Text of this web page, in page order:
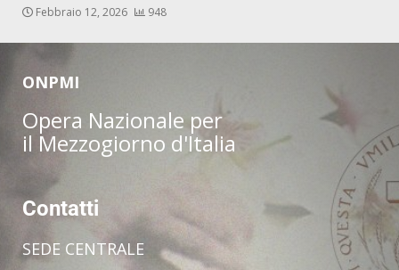
Febbraio 12, 2026 948
ONPMI
Opera Nazionale per
il Mezzogiorno d'Italia
Contatti
SEDE CENTRALE